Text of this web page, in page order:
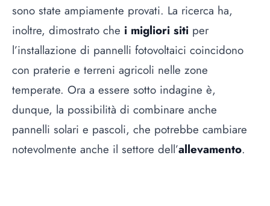
sono state ampiamente provati. La ricerca ha,
inoltre, dimostrato che i migliori siti per
l’installazione di pannelli fotovoltaici coincidono
con praterie e terreni agricoli nelle zone
temperate. Ora a essere sotto indagine è,
dunque, la possibilità di combinare anche
pannelli solari e pascoli, che potrebbe cambiare
notevolmente anche il settore dell’allevamento.